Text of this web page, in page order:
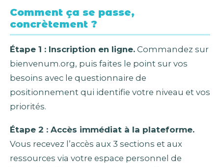
Comment ça se passe,
concrètement ?
Étape 1 : Inscription en ligne. Commandez sur
bienvenum.org, puis faites le point sur vos
besoins avec le questionnaire de
positionnement qui identifie votre niveau et vos
priorités.
Étape 2 : Accès immédiat à la plateforme.
Vous recevez l’accès aux 3 sections et aux
ressources via votre espace personnel de